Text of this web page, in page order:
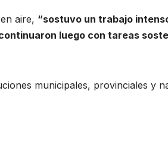
aire, “sostuvo un trabajo
luego con tareas
municipales, provinciales y